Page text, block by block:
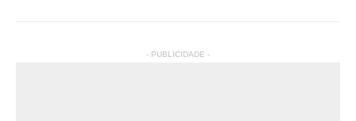
- PUBLICIDADE -